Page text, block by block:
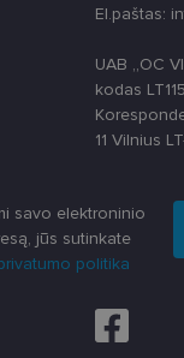
El.paštas:
UAB „OC
kodas
11 Vilnius
savo elektroninio
jūs sutinkate
politika
- tai
Ji įtraukiama į
ataskaitoms.
svetainę
tai, kaip
galutinis
kaip trečiųjų